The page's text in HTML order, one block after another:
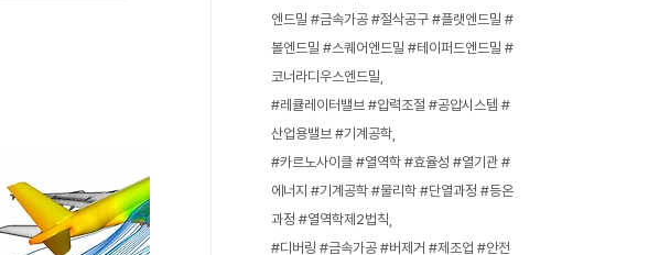
엔드밀 #금속가공 #절삭공구 #플랫엔드밀 #
볼엔드밀 #스퀘어엔드밀 #테이퍼드엔드밀 #
코너라디우스엔드밀
#레큘레이터밸브 #압력조절 #공압시스템 #
산업용밸브 #기계공학
#카르노사이클 #열역학 #효율성 #열기관 #
에너지 #기계공학 #물리학 #단열과정 #등온
과정 #열역학제2법칙
#디버링 #금속가공 #버제거 #제조업 #안전